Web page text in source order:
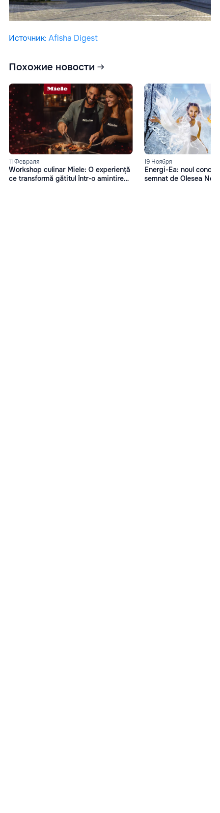
Источник: Afisha Digest
Похожие новости
11 Февраля
Workshop culinar Miele: O experiență
ce transformă gătitul într-o amintire
19 Ноября
Energi-Ea: noul
semnat de Olesea